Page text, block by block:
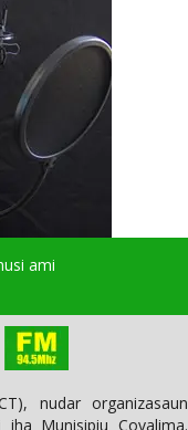
ami
nudar organizasaun
Munisipiu Covalima.